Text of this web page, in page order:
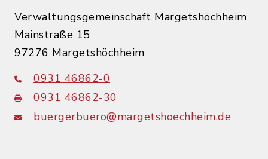
Verwaltungsgemeinschaft Margetshöchheim
Mainstraße 15
97276 Margetshöchheim
0931 46862-0
0931 46862-30
buergerbuero@margetshoechheim.de